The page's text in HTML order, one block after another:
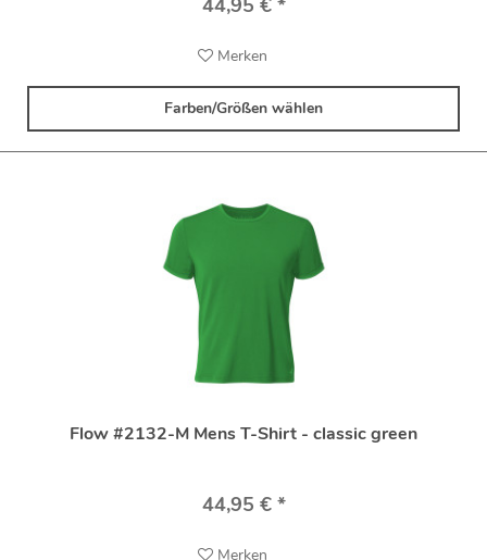
44,95 € *
Merken
Farben/Größen wählen
Flow #2132-M Mens T-Shirt - classic green
44,95 € *
Merken